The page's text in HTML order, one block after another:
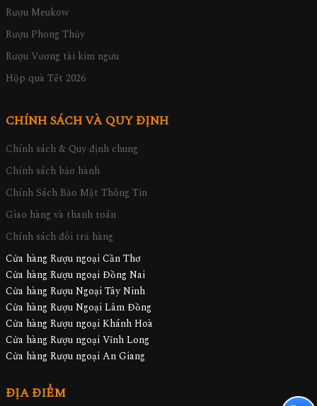
Rượu Meukow
Rượu Phong Thủy
Rượu Vương tài kim ngưu
Hộp quà Tết 2026
CHÍNH SÁCH VÀ QUY ĐỊNH
Chính sách & Quy định chung
Chính sách bảo hành
Chính Sách Bảo Mật Thông Tin
Giao hàng và thanh toán
Chính sách đổi trả hàng
Cửa hàng Rượu ngoại Cần Thơ
Cửa hàng Rượu ngoại Đồng Nai
Cửa hàng Rượu Ngoại Tây Ninh
Cửa hàng Rượu Ngoại Lâm Đồng
Cửa hàng Rượu ngoại Khánh Hoà
Cửa hàng Rượu ngoại Vĩnh Long
Cửa hàng Rượu ngoại An Giang
ĐỊA ĐIỂM